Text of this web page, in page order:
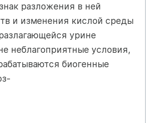
разложения в ней
и изменения кислой среды
урине
неблагоприятные условия,
биогенные